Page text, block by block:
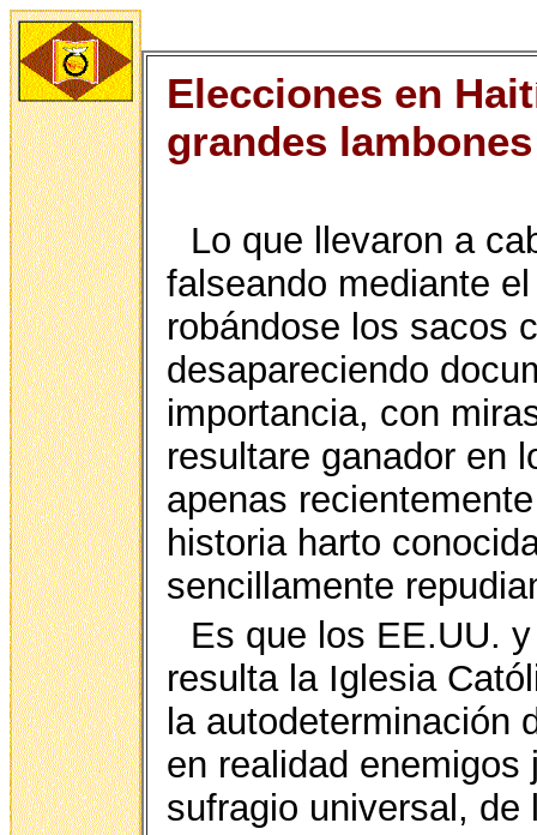
Elecciones en
grandes lambones
Lo que llevaron a
falseando mediante
robándose los sacos
desapareciendo
importancia, con
resultare ganador en
apenas
historia harto
sencillamente
Es que los EE.UU.
resulta la Iglesia
la autodeterminación
en realidad
sufragio universal,